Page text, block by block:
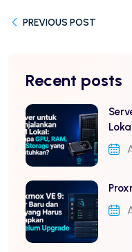
PREVIOUS POST
Recent posts